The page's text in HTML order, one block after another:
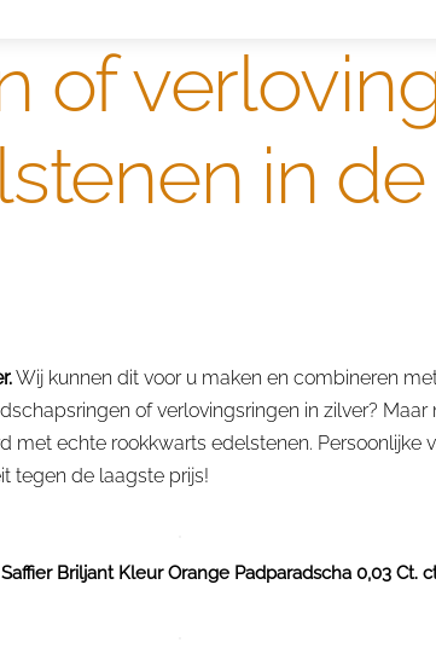
of
in
Wij kunnen dit voor u maken en combineren
of verlovingsringen in zilver?
echte rookkwarts edelstenen. Persoonlijke
tegen de laagste prijs!
Briljant Kleur Orange Padparadscha 0,03 Ct.